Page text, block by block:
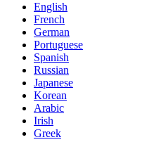
English
French
German
Portuguese
Spanish
Russian
Japanese
Korean
Arabic
Irish
Greek